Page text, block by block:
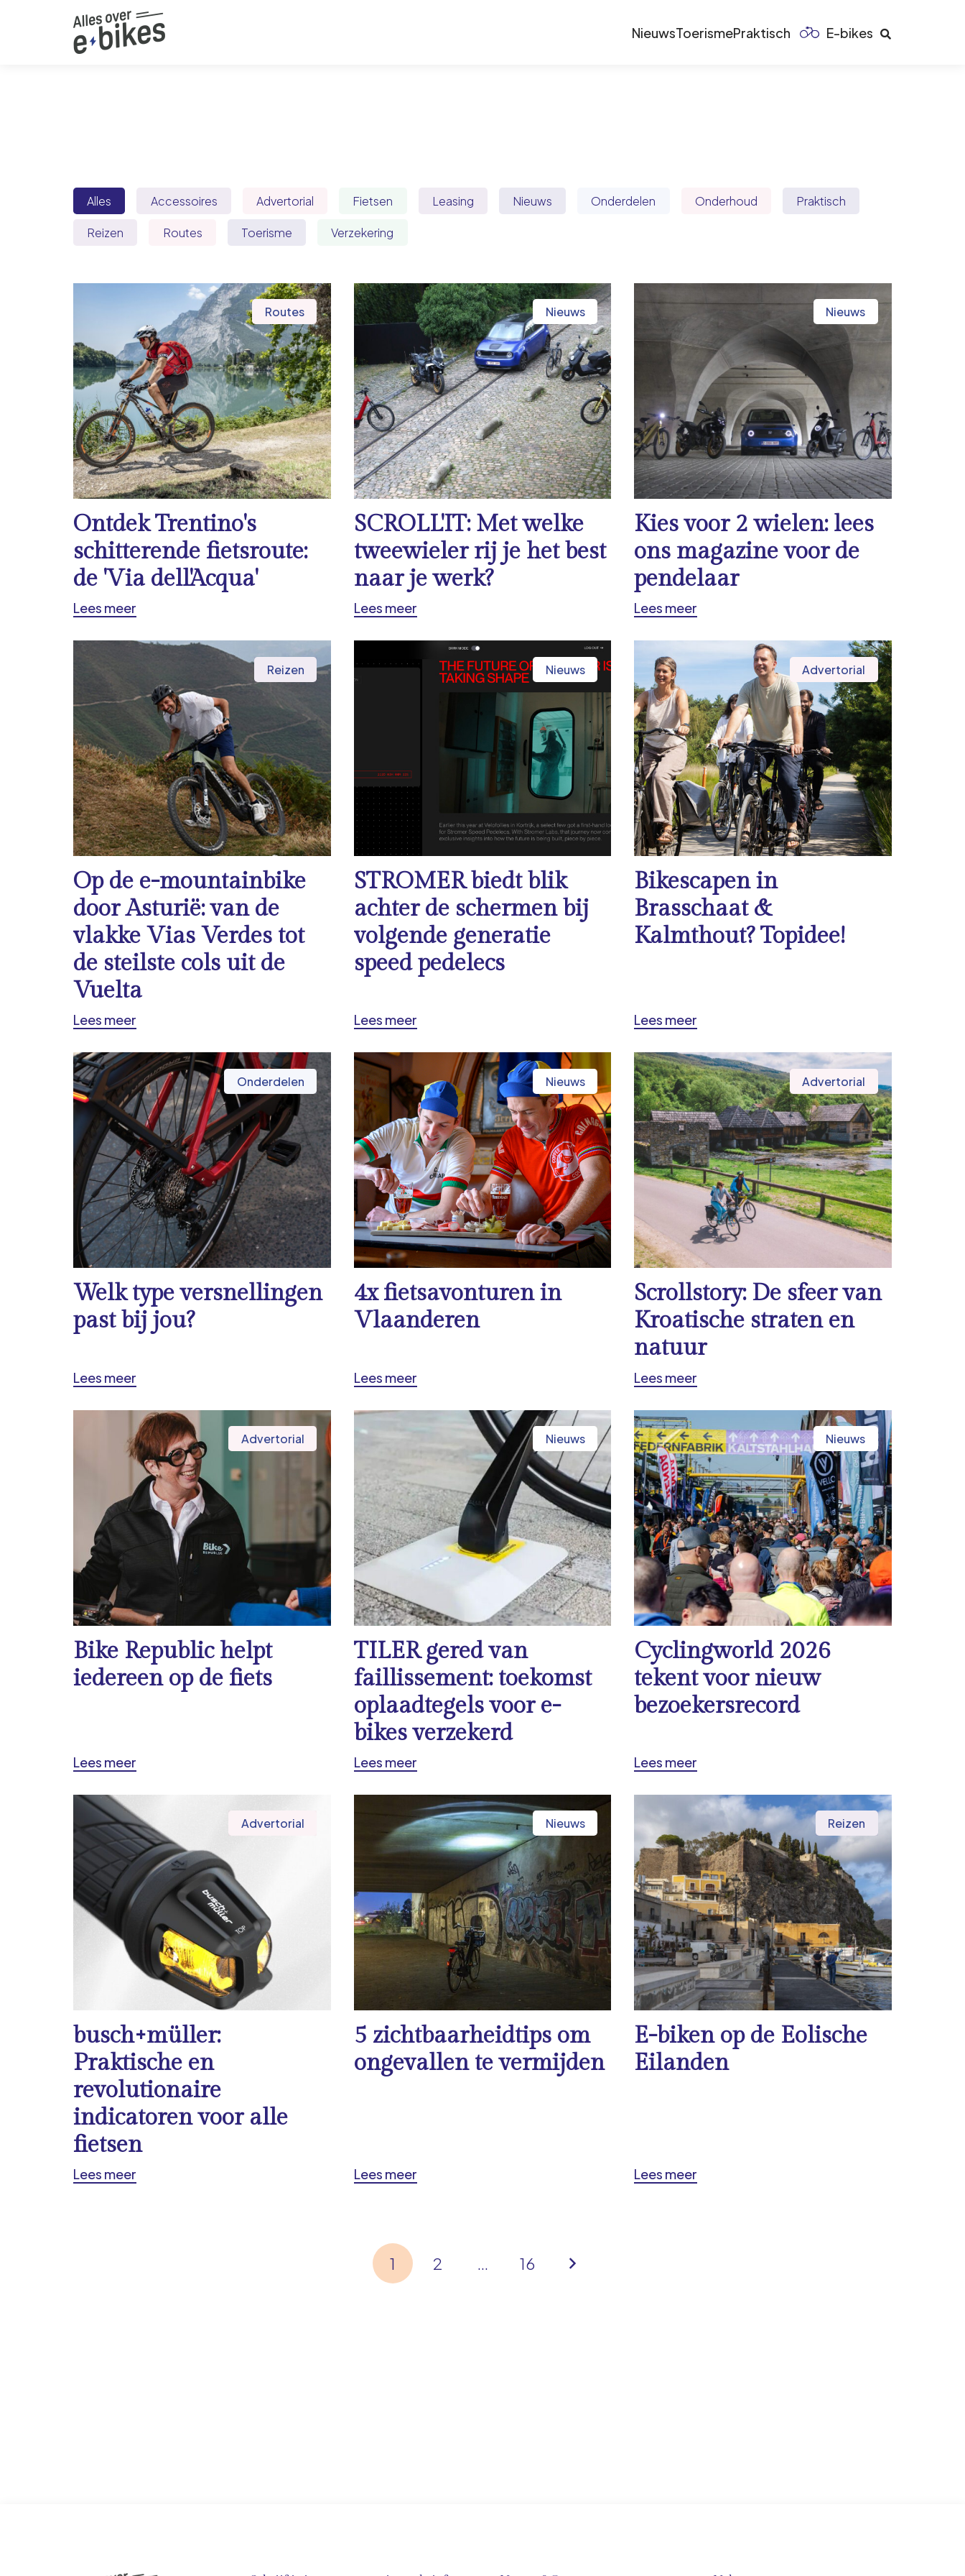
NieuwsToerismePraktisch E-bikes
Alles Accessoires Advertorial Fietsen Leasing Nieuws Onderdelen Onderhoud Praktisch
Reizen Routes Toerisme Verzekering
Routes
Ontdek Trentino's
schitterende fietsroute:
de 'Via dell'Acqua'
Lees meer
Nieuws
SCROLL'IT: Met welke
tweewieler rij je het best
naar je werk?
Lees meer
Nieuws
Kies voor 2 wielen: lees
ons magazine voor de
pendelaar
Lees meer
Reizen
Op de e-mountainbike
door Asturië: van de
vlakke Vias Verdes tot
de steilste cols uit de
Vuelta
Lees meer
Nieuws
STROMER biedt blik
achter de schermen bij
volgende generatie
speed pedelecs
Lees meer
Advertorial
Bikescapen in
Brasschaat &
Kalmthout? Topidee!
Lees meer
Onderdelen
Welk type versnellingen
past bij jou?
Lees meer
Nieuws
4x fietsavonturen in
Vlaanderen
Lees meer
Advertorial
Scrollstory: De sfeer van
Kroatische straten en
natuur
Lees meer
Advertorial
Bike Republic helpt
iedereen op de fiets
Lees meer
Nieuws
TILER gered van
faillissement: toekomst
oplaadtegels voor e-
bikes verzekerd
Lees meer
Nieuws
Cyclingworld 2026
tekent voor nieuw
bezoekersrecord
Lees meer
Advertorial
busch+müller:
Praktische en
revolutionaire
indicatoren voor alle
fietsen
Lees meer
Nieuws
5 zichtbaarheidtips om
ongevallen te vermijden
Lees meer
Reizen
E-biken op de Eolische
Eilanden
Lees meer
1 2 … 16